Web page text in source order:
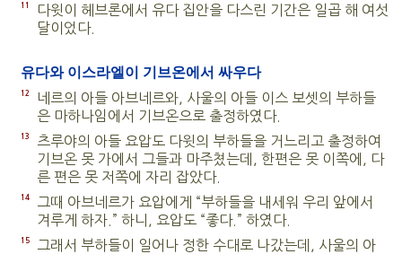
11
다윗이 헤브론에서 유다 집안을 다스린 기간은 일곱 해 여섯
달이었다.
유다와 이스라엘이 기브온에서 싸우다
12
네르의 아들 아브네르와, 사울의 아들 이스 보셋의 부하들
은 마하나임에서 기브온으로 출정하였다.
13
츠루야의 아들 요압도 다윗의 부하들을 거느리고 출정하여
기브온 못 가에서 그들과 마주쳤는데, 한편은 못 이쪽에, 다
른 편은 못 저쪽에 자리 잡았다.
14
그때 아브네르가 요압에게 “부하들을 내세워 우리 앞에서
겨루게 하자.” 하니, 요압도 “좋다.” 하였다.
15
그래서 부하들이 일어나 정한 수대로 나갔는데, 사울의 아